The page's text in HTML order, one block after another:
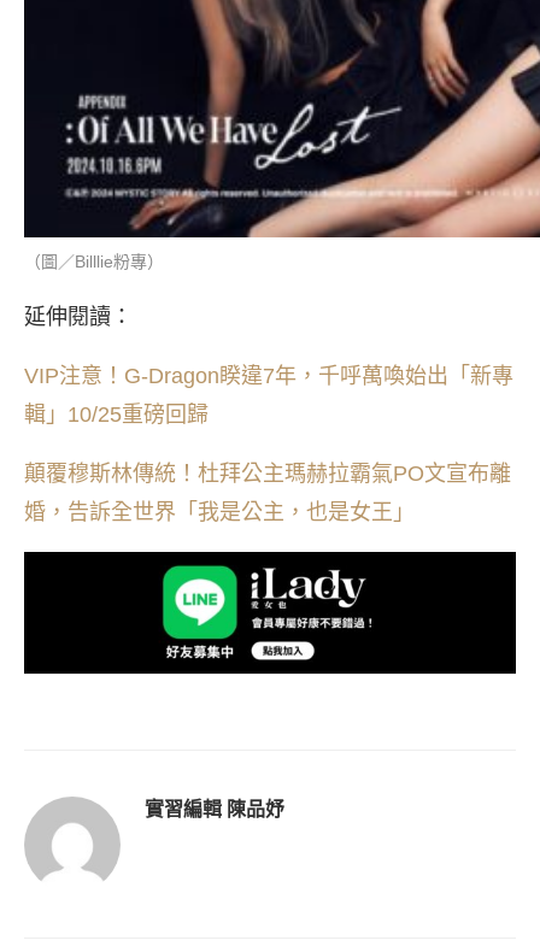
（圖／Billlie粉專）
延伸閱讀：
VIP注意！G-Dragon睽違7年，千呼萬喚始出「新專
輯」10/25重磅回歸
顛覆穆斯林傳統！杜拜公主瑪赫拉霸氣PO文宣布離
婚，告訴全世界「我是公主，也是女王」
實習編輯 陳品妤